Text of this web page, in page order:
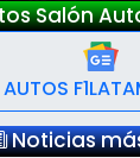
Noticias